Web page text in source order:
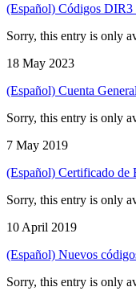
(Español) Códigos DIR3
Sorry, this entry is only
18 May 2023
(Español) Cuenta
Sorry, this entry is only
7 May 2019
(Español) Certificado de
Sorry, this entry is only
10 April 2019
(Español) Nuevos
Sorry, this entry is only